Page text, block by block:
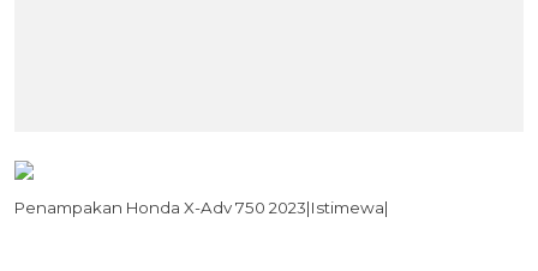
Penampakan Honda X-Adv 750 2023|Istimewa|